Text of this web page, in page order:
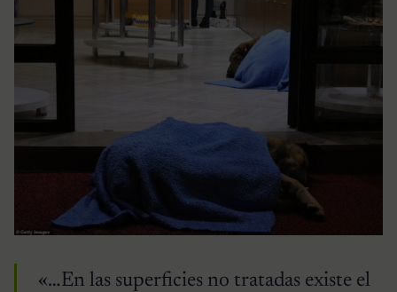
«…En las superficies no tratadas existe el